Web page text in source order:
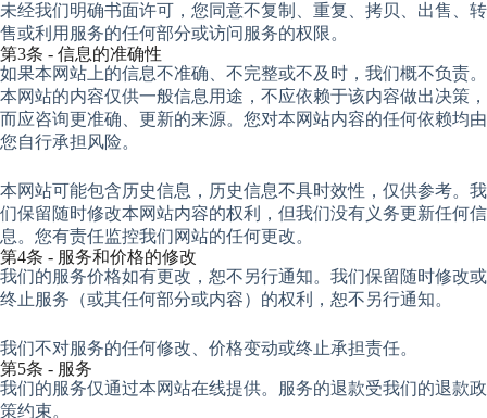
未经我们明确书面许可，您同意不复制、重复、拷贝、出售、转
售或利用服务的任何部分或访问服务的权限。
第3条 - 信息的准确性
如果本网站上的信息不准确、不完整或不及时，我们概不负责。
本网站的内容仅供一般信息用途，不应依赖于该内容做出决策，
而应咨询更准确、更新的来源。您对本网站内容的任何依赖均由
您自行承担风险。
本网站可能包含历史信息，历史信息不具时效性，仅供参考。我
们保留随时修改本网站内容的权利，但我们没有义务更新任何信
息。您有责任监控我们网站的任何更改。
第4条 - 服务和价格的修改
我们的服务价格如有更改，恕不另行通知。我们保留随时修改或
终止服务（或其任何部分或内容）的权利，恕不另行通知。
我们不对服务的任何修改、价格变动或终止承担责任。
第5条 - 服务
我们的服务仅通过本网站在线提供。服务的退款受我们的退款政
策约束。